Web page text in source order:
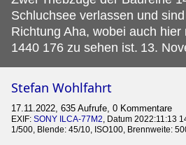
Schluchsee verlassen und
Richtung Aha, wobei auch
1440 176 zu sehen ist. 13.
Stefan Wohlfahrt
17.11.2022, 635 Aufrufe, 0 Kommentare
EXIF: SONY ILCA-77M2 , Datum 2022:11:13
1/500, Blende: 45/10, ISO100, Brennweite: